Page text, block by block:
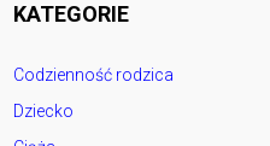
KATEGORIE
Codzienność rodzica
Dziecko